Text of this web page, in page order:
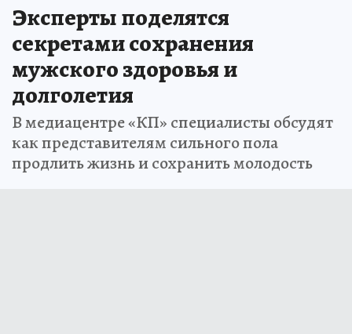
Эксперты поделятся
секретами сохранения
мужского здоровья и
долголетия
В медиацентре «КП» специалисты обсудят
как представителям сильного пола
продлить жизнь и сохранить молодость